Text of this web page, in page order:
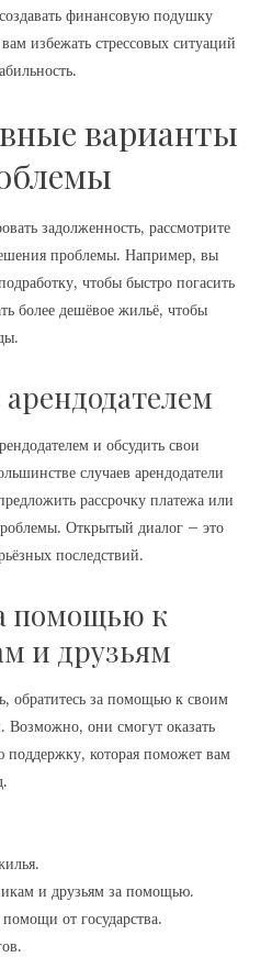
финансовую подушку
избежать стрессовых ситуаций
варианты
задолженность, рассмотрите
проблемы. Например, вы
чтобы быстро погасить
более дешёвое жильё, чтобы
и обсудить свои
случаев арендодатели
рассрочку платежа или
Открытый диалог – это
последствий.
помощью к
и друзьям
обратитесь за помощью к своим
Возможно, они смогут оказать
которая поможет вам
и друзьям за помощью.
от государства.